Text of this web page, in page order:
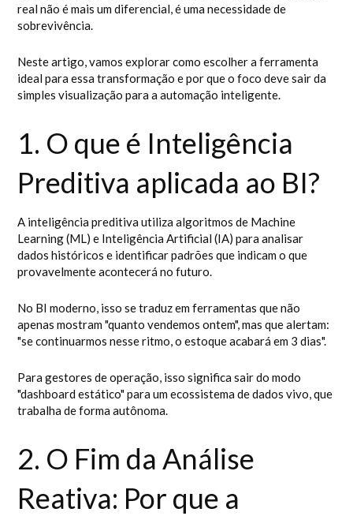
real não é mais um diferencial, é uma necessidade de
sobrevivência.
Neste artigo, vamos explorar como escolher a ferramenta
ideal para essa transformação e por que o foco deve sair da
simples visualização para a automação inteligente.
1. O que é Inteligência
Preditiva aplicada ao BI?
A inteligência preditiva utiliza algoritmos de Machine
Learning (ML) e Inteligência Artificial (IA) para analisar
dados históricos e identificar padrões que indicam o que
provavelmente acontecerá no futuro.
No BI moderno, isso se traduz em ferramentas que não
apenas mostram "quanto vendemos ontem", mas que alertam:
"se continuarmos nesse ritmo, o estoque acabará em 3 dias".
Para gestores de operação, isso significa sair do modo
"dashboard estático" para um ecossistema de dados vivo, que
trabalha de forma autônoma.
2. O Fim da Análise
Reativa: Por que a